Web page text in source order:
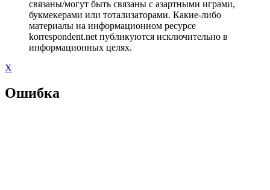
связаны/могут быть связаны с азартными играми,
букмекерами или тотализаторами. Какие-либо
материалы на информационном ресурсе
korrespondent.net публикуются исключительно в
информационных целях.
X
Ошибка